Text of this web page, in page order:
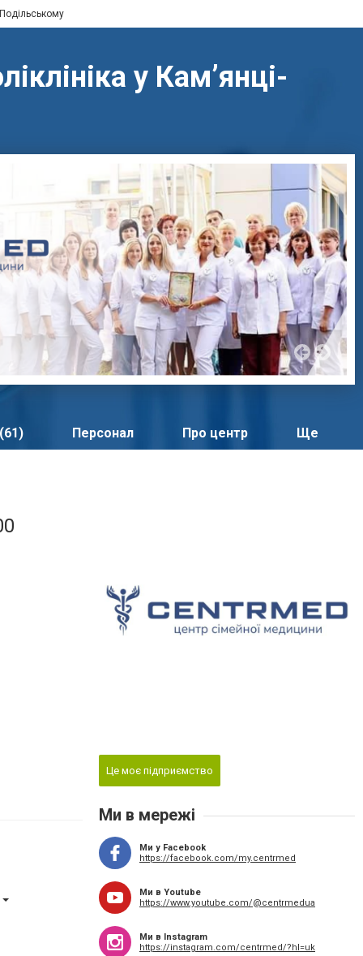
у Кам’янці-
Персонал Про центр Ще
Це моє підприємство
Ми в мережі
Ми у Facebook
https://facebook.com/my.centrmed
Ми в Youtube
https://www.youtube.com/@centrmedua
Ми в Instagram
https://instagram.com/centrmed/?hl=uk